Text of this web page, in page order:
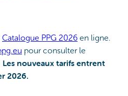
Catalogue PPG 2026 en ligne.
pour consulter le
Les nouveaux tarifs entrent
2026.